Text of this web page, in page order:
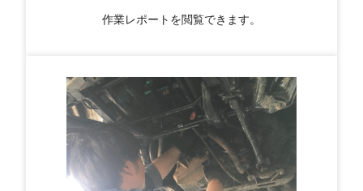
作業レポートを閲覧できます。